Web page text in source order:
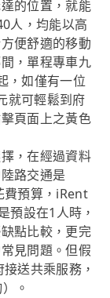
的位置，就能
人，均能以高
便舒適的移動
，單程專車九
，如僅有一位
就可輕鬆到府
頁面上之黃色
，在經過資料
路交通是
費預算，iRent
預設在1人時，
點比較，更完
見問題。但假
送共乘服務，
。